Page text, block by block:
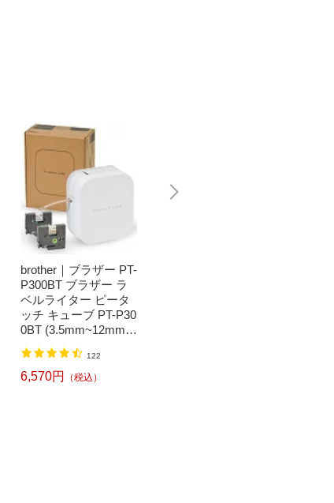
brother｜ブラザー PT-
P300BT ブラザー ラ
ベルライター ピータ
ッチ キューブ PT-P30
0BT (3.5mm~12mm
幅/TZeテープ) P-TOU
CH CUBE（ピータッ
チキューブ）[PTP300
122
6,570円 （税込）